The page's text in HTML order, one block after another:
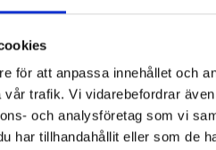
för att anpassa innehållet och
trafik. Vi vidarebefordrar
och analysföretag som vi
har tillhandahållit eller som de
så hjälper vi dig med en
just din nagelkvalité.
lack ur serien PT
är helt kostnadsfri.